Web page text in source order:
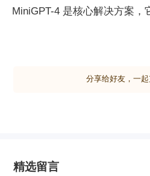
MiniGPT-4 是核心解决方案，
编码器，能理解图片内容甚
注意，7B 模型至少需 12G 显
vits-svc 基于扩散模型可实现
分享给好友，一
精选留言